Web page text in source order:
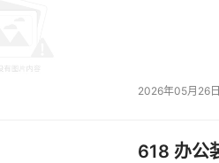
传媒，文章内容仅供参考，不构成投资
2026年05月26
618 办公